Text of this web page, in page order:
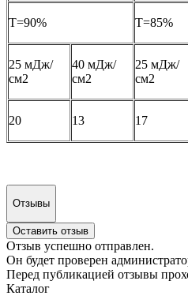
T=90% T=85%
25 мДж/
см2
40 мДж/
см2
25 мДж/
см2
20 13 17
Отзывы
Оставить отзыв
Отзыв успешно отправлен.
Он будет проверен
Перед публикацией отзывы
Каталог